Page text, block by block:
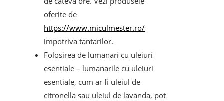
oferite de
https://www.miculmester.ro/
impotriva tantarilor.
Folosirea de lumanari cu uleiuri
esentiale – lumanarile cu uleiuri
esentiale, cum ar fi uleiul de
citronella sau uleiul de lavanda, pot